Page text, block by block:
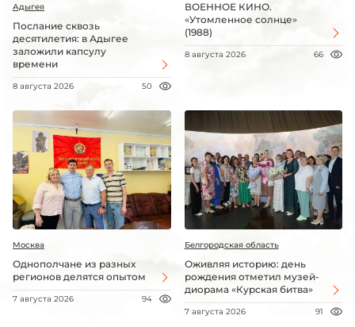
Адыгея
Послание сквозь
десятилетия: в Адыгее
заложили капсулу
времени
8 августа 2026 50
ВОЕННОЕ КИНО.
«Утомленное солнце»
(1988)
8 августа 2026 66
Москва
Однополчане из разных
регионов делятся опытом
7 августа 2026 94
Белгородская область
Оживляя историю: день
рождения отметил музей-
диорама «Курская битва»
7 августа 2026 91